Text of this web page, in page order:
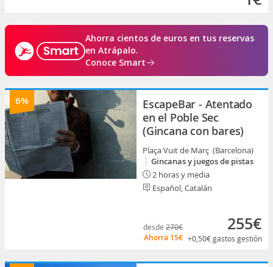
Ahorra cientos de euros en tus reservas
en Atrápalo.
Conoce Smart
6%
EscapeBar - Atentado
en el Poble Sec
(Gincana con bares)
Plaça Vuit de Març (Barcelona)
Gincanas y juegos de pistas
2 horas y media
Español, Catalán
desde 270€
Ahorra 15€
255€
+0,50€gastos gestión